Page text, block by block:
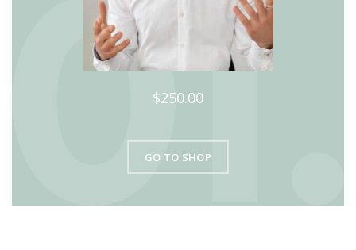
$250.00
GO TO SHOP